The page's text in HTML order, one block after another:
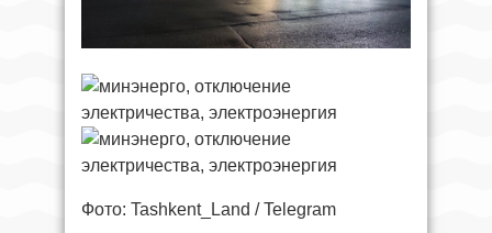
Фото: Tashkent_Land / Telegram